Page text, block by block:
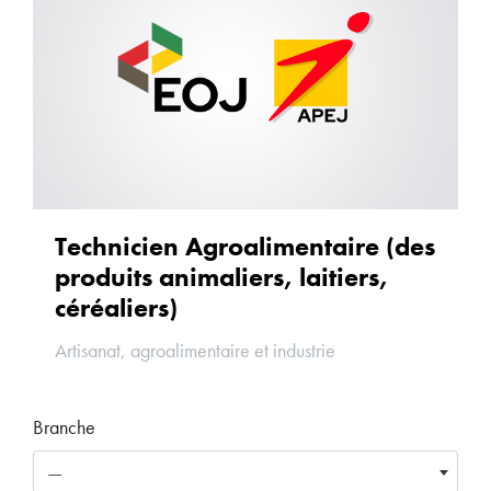
Technicien Agroalimentaire (des
produits animaliers, laitiers,
céréaliers)
Artisanat, agroalimentaire et industrie
Branche
—